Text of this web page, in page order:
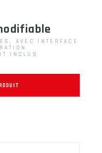
AVEC INTERFACE
INCLUS